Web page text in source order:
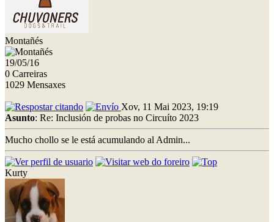
Montañés
19/05/16
0 Carreiras
1029 Mensaxes
Xov, 11 Mai 2023, 19:19
Asunto: Re: Inclusión de probas no Circuíto 2023
Mucho chollo se le está acumulando al Admin...
Kurty